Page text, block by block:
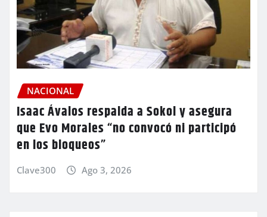
NACIONAL
Isaac Ávalos respalda a Sokol y asegura
que Evo Morales “no convocó ni participó
en los bloqueos”
Clave300 Ago 3, 2026